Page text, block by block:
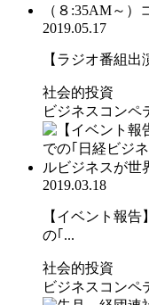
2019.05.17
【ラジオ番組
社会的投資
ビジネスコンペ
2019.03.18
【イベント報
の｢...
社会的投資
ビジネスコンペ